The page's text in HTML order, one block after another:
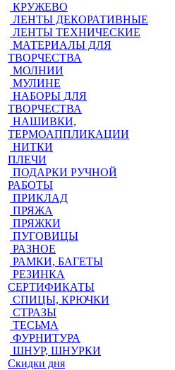
КРУЖЕВО
ЛЕНТЫ ДЕКОРАТИВНЫЕ
ЛЕНТЫ ТЕХНИЧЕСКИЕ
МАТЕРИАЛЫ ДЛЯ
ТВОРЧЕСТВА
МОЛНИИ
МУЛИНЕ
НАБОРЫ ДЛЯ
ТВОРЧЕСТВА
НАШИВКИ,
ТЕРМОАППЛИКАЦИИ
НИТКИ
ПЛЕЧИ
ПОДАРКИ РУЧНОЙ
РАБОТЫ
ПРИКЛАД
ПРЯЖА
ПРЯЖКИ
ПУГОВИЦЫ
РАЗНОЕ
РАМКИ, БАГЕТЫ
РЕЗИНКА
СЕРТИФИКАТЫ
СПИЦЫ, КРЮЧКИ
СТРАЗЫ
ТЕСЬМА
ФУРНИТУРА
ШНУР, ШНУРКИ
Скидки дня